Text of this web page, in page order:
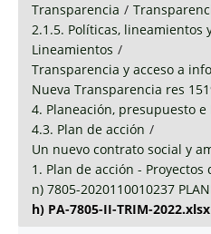
Transparencia /
2.1.5. Políticas, lineamientos
Lineamientos /
Transparencia y acceso a
Nueva Transparencia res
4. Planeación, presupuesto
4.3. Plan de acción /
Un nuevo contrato social y
1. Plan de acción - Proyectos
n) 7805-2020110010237
h) PA-7805-II-TRIM-2022.xlsx